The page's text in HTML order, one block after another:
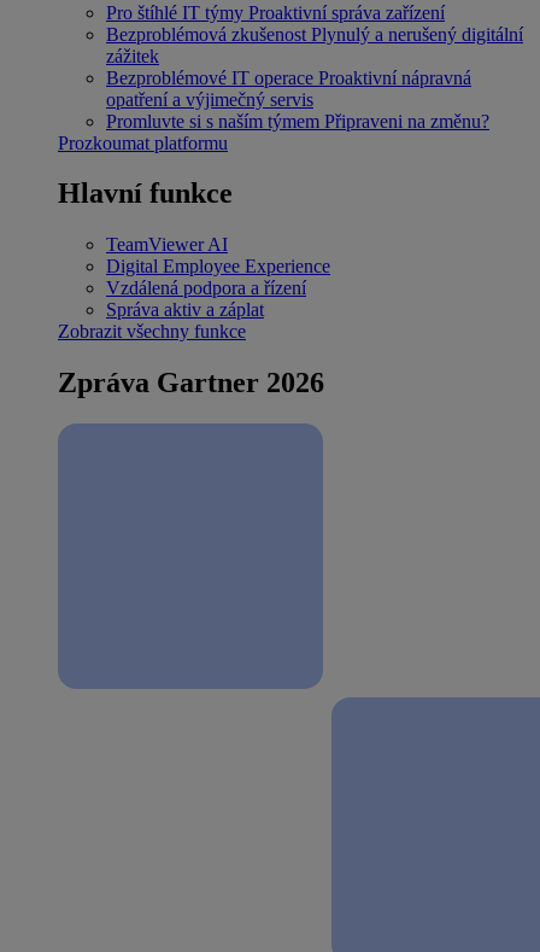
Pro štíhlé IT týmy Proaktivní správa zařízení
Bezproblémová zkušenost Plynulý a nerušený digitální
zážitek
Bezproblémové IT operace Proaktivní nápravná
opatření a výjimečný servis
Promluvte si s naším týmem Připraveni na změnu?
Prozkoumat platformu
Hlavní funkce
TeamViewer AI
Digital Employee Experience
Vzdálená podpora a řízení
Správa aktiv a záplat
Zobrazit všechny funkce
Zpráva Gartner 2026